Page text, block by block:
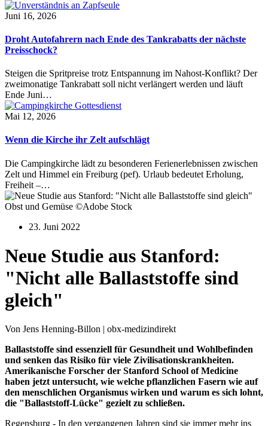
Juni 16, 2026
Droht Autofahrern nach Ende des Tankrabatts der nächste
Preisschock?
Steigen die Spritpreise trotz Entspannung im Nahost-Konflikt? Der
zweimonatige Tankrabatt soll nicht verlängert werden und läuft
Ende Juni…
Mai 12, 2026
Wenn die Kirche ihr Zelt aufschlägt
Die Campingkirche lädt zu besonderen Ferienerlebnissen zwischen
Zelt und Himmel ein Freiburg (pef). Urlaub bedeutet Erholung,
Freiheit –…
Obst und Gemüse ©Adobe Stock
23. Juni 2022
Neue Studie aus Stanford:
"Nicht alle Ballaststoffe sind
gleich"
Von Jens Henning-Billon | obx-medizindirekt
Ballaststoffe sind essenziell für Gesundheit und Wohlbefinden
und senken das Risiko für viele Zivilisationskrankheiten.
Amerikanische Forscher der Stanford School of Medicine
haben jetzt untersucht, wie welche pflanzlichen Fasern wie auf
den menschlichen Organismus wirken und warum es sich lohnt,
die "Ballaststoff-Lücke" gezielt zu schließen.
Regensburg - In den vergangenen Jahren sind sie immer mehr ins